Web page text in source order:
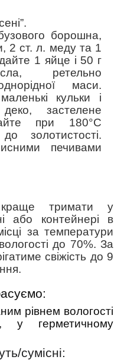
борошна,
2 ст. л. меду та 1
1 яйце і 50 г
ретельно
маси.
кульки і
застелене
при 180°C
золотистості.
печивами
тримати у
або контейнері в
за температури
до 70%. За
свіжість до 9
рівнем вологості
у герметичному
cумісні: